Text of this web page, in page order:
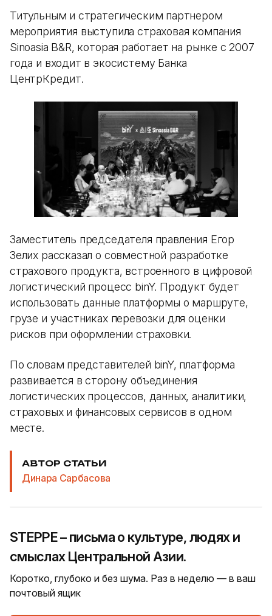
Титульным и стратегическим партнером
мероприятия выступила страховая компания
Sinoasia B&R, которая работает на рынке с 2007
года и входит в экосистему Банка
ЦентрКредит.
Заместитель председателя правления Егор
Зелих рассказал о совместной разработке
страхового продукта, встроенного в цифровой
логистический процесс binY. Продукт будет
использовать данные платформы о маршруте,
грузе и участниках перевозки для оценки
рисков при оформлении страховки.
По словам представителей binY, платформа
развивается в сторону объединения
логистических процессов, данных, аналитики,
страховых и финансовых сервисов в одном
месте.
АВТОР СТАТЬИ
Динара Сарбасова
STEPPE – письма о культуре, людях и
смыслах Центральной Азии.
Коротко, глубоко и без шума. Раз в неделю — в ваш
почтовый ящик